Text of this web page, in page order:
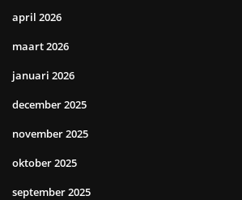
april 2026
maart 2026
januari 2026
december 2025
november 2025
oktober 2025
september 2025